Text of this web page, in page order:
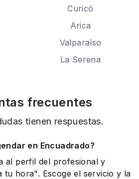
Curicó
Arica
Valparaíso
La Serena
frecuentes
tienen respuestas.
en Encuadrado?
al perfil del profesional y
tu hora". Escoge el servicio y la